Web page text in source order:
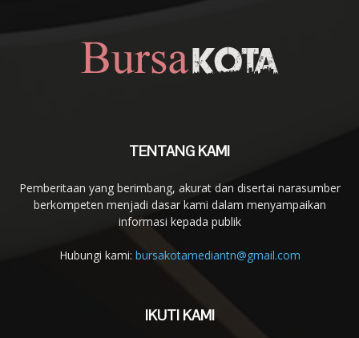
TENTANG KAMI
Pemberitaan yang berimbang, akurat dan disertai narasumber
berkompeten menjadi dasar kami dalam menyampaikan
informasi kepada publik
Hubungi kami: bursakotamediantn@gmail.com
IKUTI KAMI